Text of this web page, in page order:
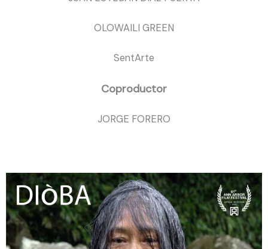
OLOWAILI GREEN
SentArte
Coproductor
JORGE FORERO